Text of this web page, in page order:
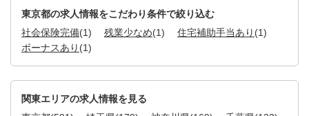
東京都の求人情報をこだわり条件で絞り込む
社会保険完備(1) 残業少なめ(1) 住宅補助手当あり (1)
ボーナスあり (1)
関東エリアの求人情報を見る